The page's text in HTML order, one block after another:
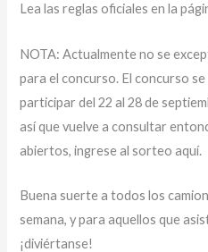
Lea las reglas oficiales en la
NOTA: Actualmente no se
para el concurso. El concurso
participar del 22 al 28 de
así que vuelve a consultar
abiertos, ingrese al sorteo aquí.
Buena suerte a todos los
semana, y para aquellos que
¡diviértanse!